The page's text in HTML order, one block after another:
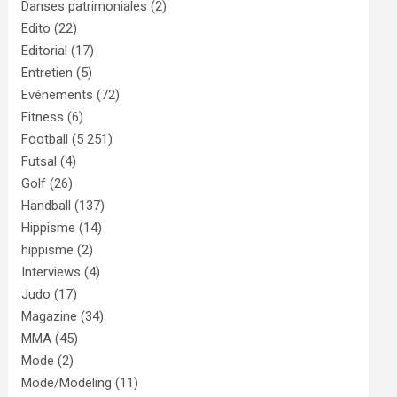
Danses patrimoniales (2)
Edito (22)
Editorial (17)
Entretien (5)
Evénements (72)
Fitness (6)
Football (5 251)
Futsal (4)
Golf (26)
Handball (137)
Hippisme (14)
hippisme (2)
Interviews (4)
Judo (17)
Magazine (34)
MMA (45)
Mode (2)
Mode/Modeling (11)